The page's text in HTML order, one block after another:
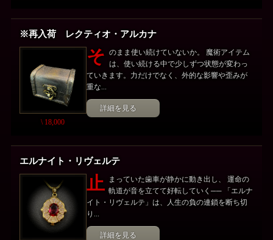
※再入荷 レクティオ・アルカナ
\ 18,000
そ のまま使い続けていないか。 魔術アイテム
は、使い続ける中で少しずつ状態が変わっ
ていきます。力だけでなく、外的な影響や歪みが
重な...
詳細を見る
エルナイト・リヴェルテ
止 まっていた歯車が静かに動き出し、 運命の
軌道が音を立てて好転していく── 「エルナ
イト・リヴェルテ」は、人生の負の連鎖を断ち切
り...
詳細を見る